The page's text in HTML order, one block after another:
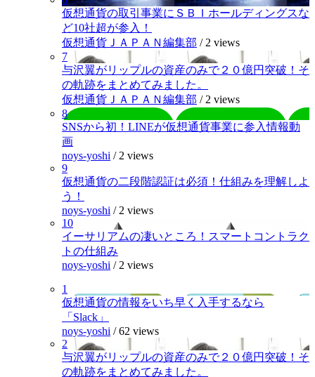
仮想通貨の取引事業にＳＢＩホールディングスな
ど10社超が参入！
仮想通貨ＪＡＰＡＮ編集部 / 2 views
7
与沢翼がリップルの資産のみで２０億円突破！そ
の軌跡をまとめてみました。
仮想通貨ＪＡＰＡＮ編集部 / 2 views
8
SNSから初！LINEが仮想通貨事業に参入情報動
画
noys-yoshi / 2 views
9
仮想通貨の二段階認証は必須！仕組みを理解しよ
う！
noys-yoshi / 2 views
10
イーサリアムの凄いところ！スマートコントラク
トの仕組み
noys-yoshi / 2 views
1
仮想通貨の情報をいち早く入手するなら
「Slack」
noys-yoshi /62 views
2
与沢翼がリップルの資産のみで２０億円突破！そ
の軌跡をまとめてみました。